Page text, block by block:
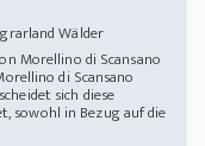
Wälder
Morellino di Scansano
di Scansano
sich diese
sowohl in Bezug auf die